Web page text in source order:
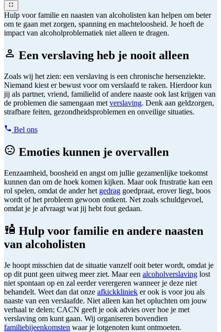
Hulp voor familie en naasten van alcoholisten kan helpen om beter
om te gaan met zorgen, spanning en machteloosheid. Je hoeft de
impact van alcoholproblematiek niet alleen te dragen.
Een verslaving heb je nooit alleen
Zoals wij het zien: een verslaving is een chronische hersenziekte.
Niemand kiest er bewust voor om verslaafd te raken. Hierdoor kun
jij als partner, vriend, familielid of andere naaste ook last krijgen van
de problemen die samengaan met verslaving. Denk aan geldzorgen,
strafbare feiten, gezondheidsproblemen en onveilige situaties.
Bel ons
Emoties kunnen je overvallen
Eenzaamheid, boosheid en angst om jullie gezamenlijke toekomst
kunnen dan om de hoek komen kijken. Maar ook frustratie kan een
rol spelen, omdat de ander het gedrag goedpraat, erover liegt, boos
wordt of het probleem gewoon ontkent. Net zoals schuldgevoel,
omdat je je afvraagt wat jij hebt fout gedaan.
Hulp voor familie en andere naasten
van alcoholisten
Je hoopt misschien dat de situatie vanzelf ooit beter wordt, omdat je
op dit punt geen uitweg meer ziet. Maar een alcoholverslaving lost
niet spontaan op en zal eerder verergeren wanneer je deze niet
behandelt. Weet dan dat onze afkickkliniek er ook is voor jou als
naaste van een verslaafde. Niet alleen kan het opluchten om jouw
verhaal te delen; CACN geeft je ook advies over hoe je met
verslaving om kunt gaan. Wij organiseren bovendien
familiebijeenkomsten waar je lotgenoten kunt ontmoeten.